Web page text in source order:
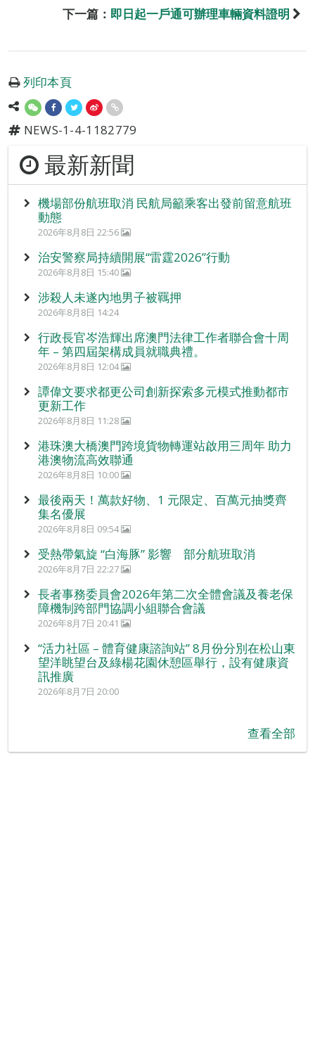
下一篇： 即日起一戶通可辦理車輛資料證明
列印本頁
NEWS-1-4-1182779
最新新聞
機場部份航班取消 民航局籲乘客出發前留意航班
動態
2026年8月8日 22:56
治安警察局持續開展“雷霆2026”行動
2026年8月8日 15:40
涉殺人未遂內地男子被羈押
2026年8月8日 14:24
行政長官岑浩輝出席澳門法律工作者聯合會十周
年 – 第四屆架構成員就職典禮。
2026年8月8日 12:04
譚偉文要求都更公司創新探索多元模式推動都市
更新工作
2026年8月8日 11:28
港珠澳大橋澳門跨境貨物轉運站啟用三周年 助力
港澳物流高效聯通
2026年8月8日 10:00
最後兩天！萬款好物、1 元限定、百萬元抽獎齊
集名優展
2026年8月8日 09:54
受熱帶氣旋 “白海豚” 影響 部分航班取消
2026年8月7日 22:27
長者事務委員會2026年第二次全體會議及養老保
障機制跨部門協調小組聯合會議
2026年8月7日 20:41
“活力社區 – 體育健康諮詢站” 8月份分別在松山東
望洋眺望台及綠楊花園休憩區舉行，設有健康資
訊推廣
2026年8月7日 20:00
查看全部